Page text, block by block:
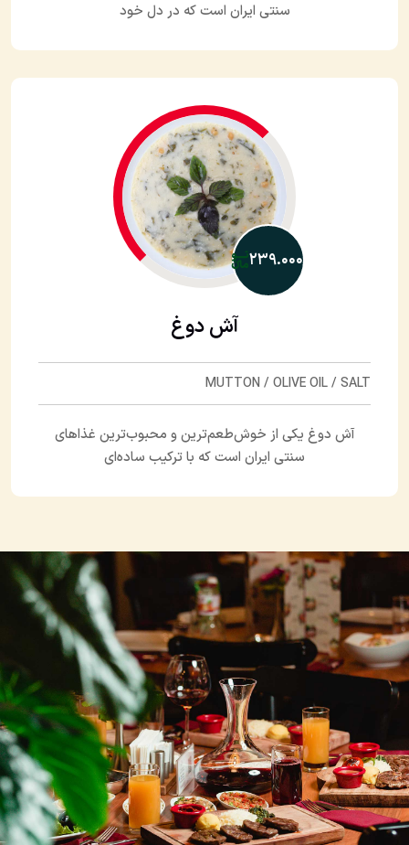
سنتی ایران است که در دل خود
۲۳۹.۰۰۰
آش دوغ
MUTTON / OLIVE OIL / SALT
آش دوغ یکی از خوش‌طعم‌ترین و محبوب‌ترین غذاهای
سنتی ایران است که با ترکیب ساده‌ای